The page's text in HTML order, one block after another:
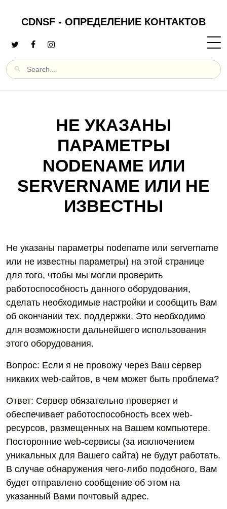
CDNSF - ОПРЕДЕЛЕНИЕ КОНТАКТОВ
НЕ УКАЗАНЫ
ПАРАМЕТРЫ
NODENAME ИЛИ
SERVERNAME ИЛИ НЕ
ИЗВЕСТНЫ
Не указаны параметры nodename или servername
или не известны параметры) на этой странице
для того, чтобы мы могли проверить
работоспособность данного оборудования,
сделать необходимые настройки и сообщить Вам
об окончании тех. поддержки. Это необходимо
для возможности дальнейшего использования
этого оборудования.
Вопрос: Если я не провожу через Ваш сервер
никаких web-сайтов, в чем может быть проблема?
Ответ: Сервер обязательно проверяет и
обеспечивает работоспособность всех web-
ресурсов, размещенных на Вашем компьютере.
Посторонние web-сервисы (за исключением
уникальных для Вашего сайта) не будут работать.
В случае обнаружения чего-либо подобного, Вам
будет отправлено сообщение об этом на
указанный Вами почтовый адрес.